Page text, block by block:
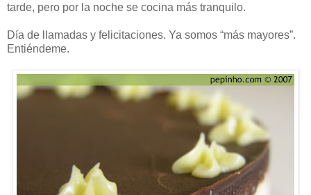
tarde, pero por la noche se cocina más tranquilo.
Día de llamadas y felicitaciones. Ya somos “más mayores”.
Entiéndeme.